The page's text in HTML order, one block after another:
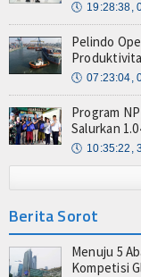
🕔 19:28:38,
Pelindo
🕔 07:23:04,
Program
Salurkan
🕔 10:35:22,
Berita Sorot
Menuju 5
Kompetisi